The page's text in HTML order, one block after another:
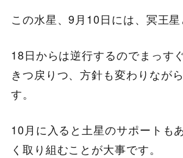
この水星、9月10日には、冥王星
18日からは逆行するのでまっす
きつ戻りつ、方針も変わりなが
す。
10月に入ると土星のサポートも
く取り組むことが大事です。